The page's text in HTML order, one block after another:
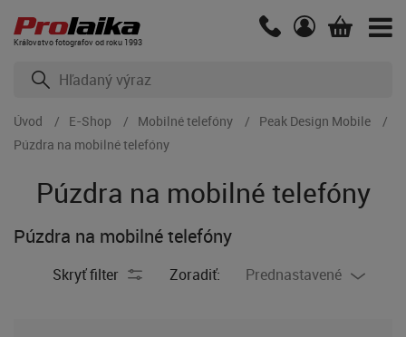
Kráľovstvo fotografov od roku 1993
Úvod E-Shop Mobilné telefóny
Peak Design Mobile
Púzdra na mobilné telefóny
Púzdra na mobilné telefóny
Púzdra na mobilné telefóny
Skryť filter Zoradiť: Prednastavené